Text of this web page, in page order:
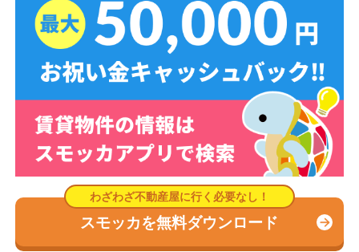
スモッカを無料ダウンロード